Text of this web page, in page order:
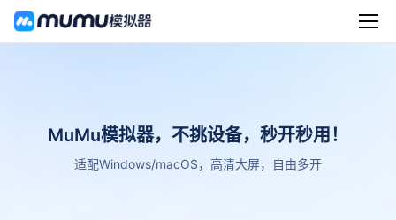
MuMu模拟器，不挑设备，秒开秒用！
适配Windows/macOS，高清大屏，自由多开